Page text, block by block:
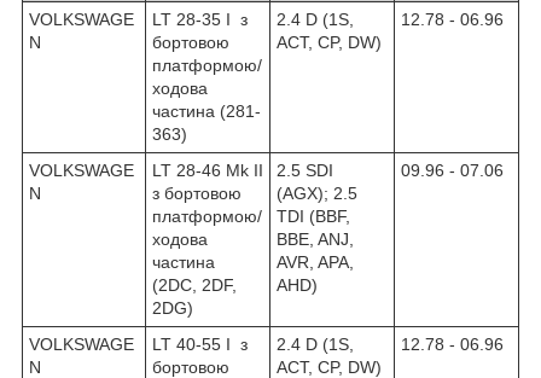
VOLKSWAGE
N
LT 28-35 I з
бортовою
платформою/
ходова
частина (281-
363)
2.4 D (1S,
ACT, CP, DW)
12.78 - 06.96
VOLKSWAGE
N
LT 28-46 Mk II
з бортовою
платформою/
ходова
частина
(2DC, 2DF,
2DG)
2.5 SDI
(AGX); 2.5
TDI (BBF,
BBE, ANJ,
AVR, APA,
AHD)
09.96 - 07.06
VOLKSWAGE
N
LT 40-55 I з
бортовою
2.4 D (1S,
ACT, CP, DW)
12.78 - 06.96